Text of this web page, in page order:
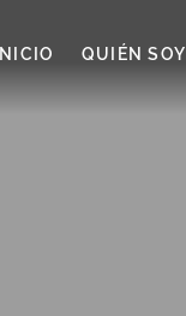
INICIO QUIÉN SOY